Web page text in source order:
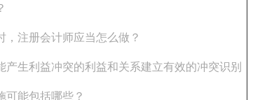
注册会计师应当怎么做？
生利益冲突的利益和关系建立有效的冲突识别
可能包括哪些？